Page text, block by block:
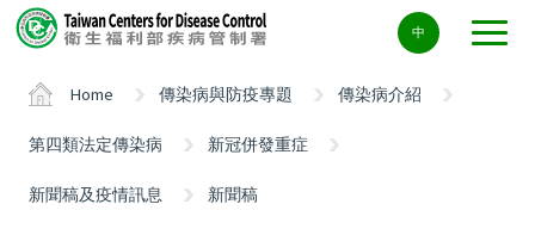
Center
block
中
Home 傳染病與防疫專題 傳染病介紹
第四類法定傳染病 新冠併發重症
新聞稿及疫情訊息 新聞稿